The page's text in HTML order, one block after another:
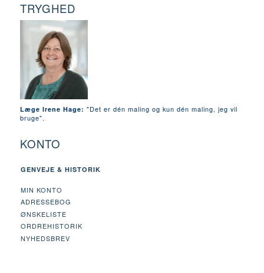
TRYGHED
Læge Irene Hage: "Det er dén maling og kun dén maling, jeg vil
bruge".
KONTO
GENVEJE & HISTORIK
MIN KONTO
ADRESSEBOG
ØNSKELISTE
ORDREHISTORIK
NYHEDSBREV